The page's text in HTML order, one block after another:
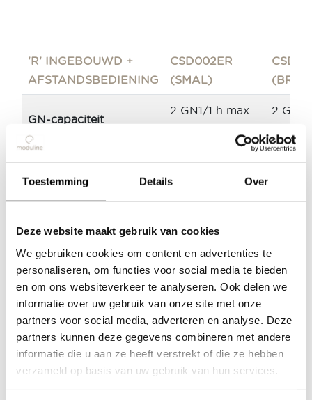
Toestemming Details Over
Deze website maakt gebruik van cookies
We gebruiken cookies om content en advertenties te
personaliseren, om functies voor social media te bieden
en om ons websiteverkeer te analyseren. Ook delen we
informatie over uw gebruik van onze site met onze
partners voor social media, adverteren en analyse. Deze
partners kunnen deze gegevens combineren met andere
informatie die u aan ze heeft verstrekt of die ze hebben
verzameld op basis van uw gebruik van hun services.
Producten
Thema's
Demo
Over ons
Support
'R' INGEBOUWD +
AFSTANDSBEDIENING
CSD002ER
(SMAL)
GN-capaciteit
2 GN1/1 h max
150
2
150
Product capaciteit 12 Kg 12 Kg
Afmetingen mm
Gewicht 40 Kg
Elektrisch vermogen 1000W
Voeding
AC 220-240V
50/60Hz
AC
Specificatieblad DOWNLOADEN